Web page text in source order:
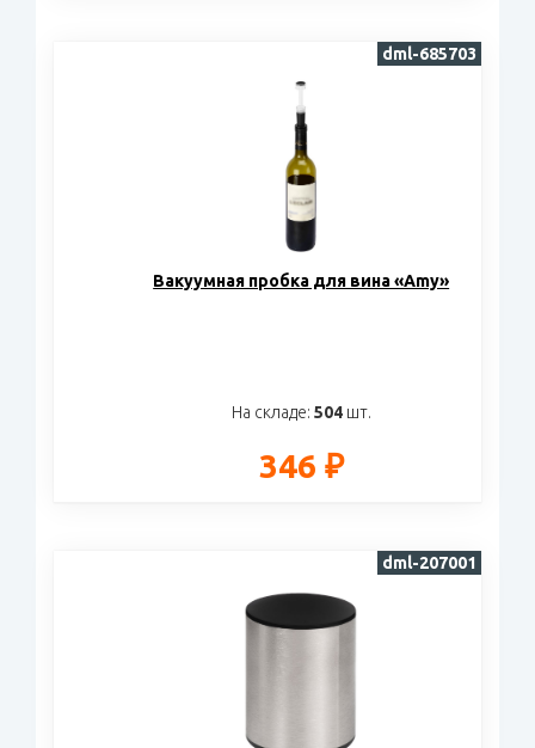
Вакуумная пробка для вина «Amy»
На складе: 504шт.
346 ₽
dml-685703
dml-207001